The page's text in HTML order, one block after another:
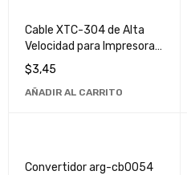
Cable XTC-304 de Alta
Velocidad para Impresora
USB 1.0 - Conexión
Estable y Rápida
$3,45
AÑADIR AL CARRITO
Convertidor arg-cb0054